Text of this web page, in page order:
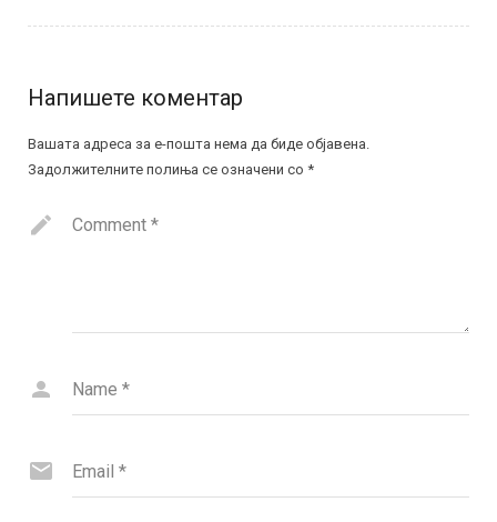
Напишете коментар
Вашата адреса за е-пошта нема да биде објавена.
Задолжителните полиња се означени со *
Comment *
Name *
Email *